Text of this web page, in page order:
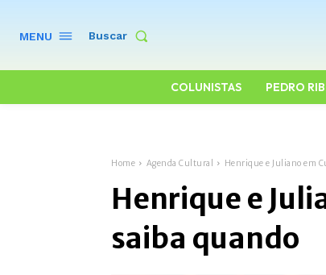
MENU Buscar
COLUNISTAS PEDRO
Home Agenda Cultural Henrique e Juliano em
Henrique e
saiba quando